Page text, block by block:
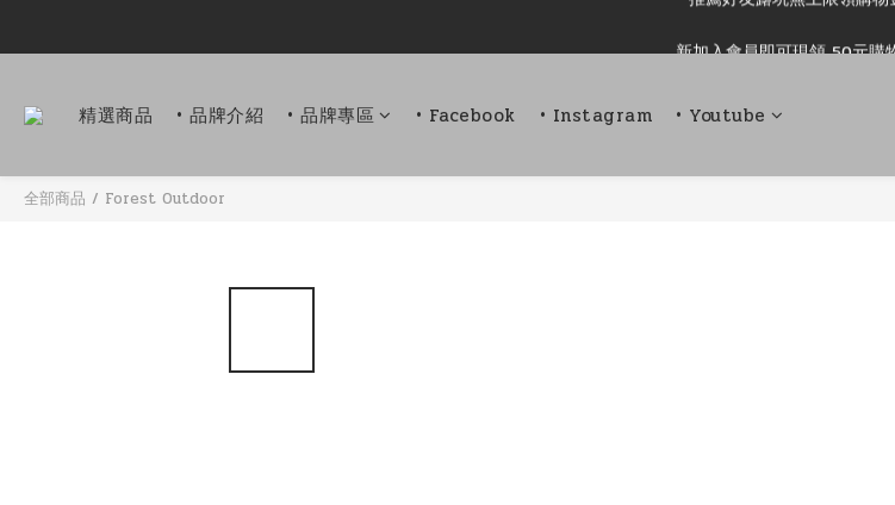
精選商品 • 品牌介紹 • 品牌專區 • Facebook • Instagram • Youtube
全部商品 / Forest Outdoor